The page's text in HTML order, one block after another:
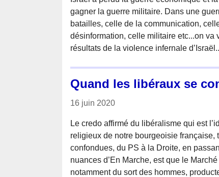
gagner la guerre militaire. Dans une
batailles, celle de la communication,
désinformation, celle militaire etc...on va
résultats de la violence infernale
Quand les libéraux se
16 juin 2020
Le credo affirmé du libéralisme qui est
religieux de notre bourgeoisie française,
confondues, du PS à la Droite, en
nuances d’En Marche, est que le
notamment du sort des hommes,